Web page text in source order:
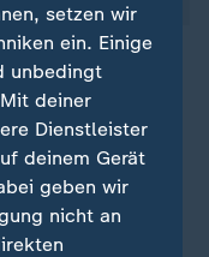
verteilt würden,
den Menschen
setzen wir
ein. Einige
unbedingt
deiner
Dienstleister
deinem Gerät
geben wir
nicht an